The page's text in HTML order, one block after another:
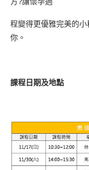
程變得更優雅完美的
你。
課程日期及地點